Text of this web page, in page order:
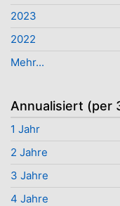
2023
2022
Mehr...
Annualisiert (per
1 Jahr
2 Jahre
3 Jahre
4 Jahre